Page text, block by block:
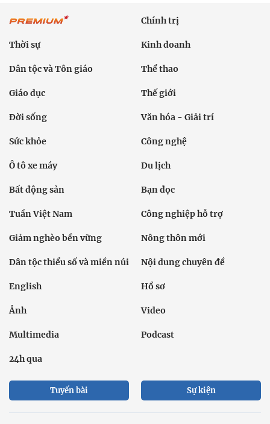
Chính trị
Thời sự Kinh doanh
Dân tộc và Tôn giáo Thể thao
Giáo dục Thế giới
Đời sống Văn hóa - Giải trí
Sức khỏe Công nghệ
Ô tô xe máy Du lịch
Bất động sản Bạn đọc
Tuần Việt Nam Công nghiệp hỗ trợ
Giảm nghèo bền vững Nông thôn mới
Dân tộc thiểu số và miền núi Nội dung chuyên đề
English Hồ sơ
Ảnh Video
Multimedia Podcast
24h qua
Tuyến bài Sự kiện